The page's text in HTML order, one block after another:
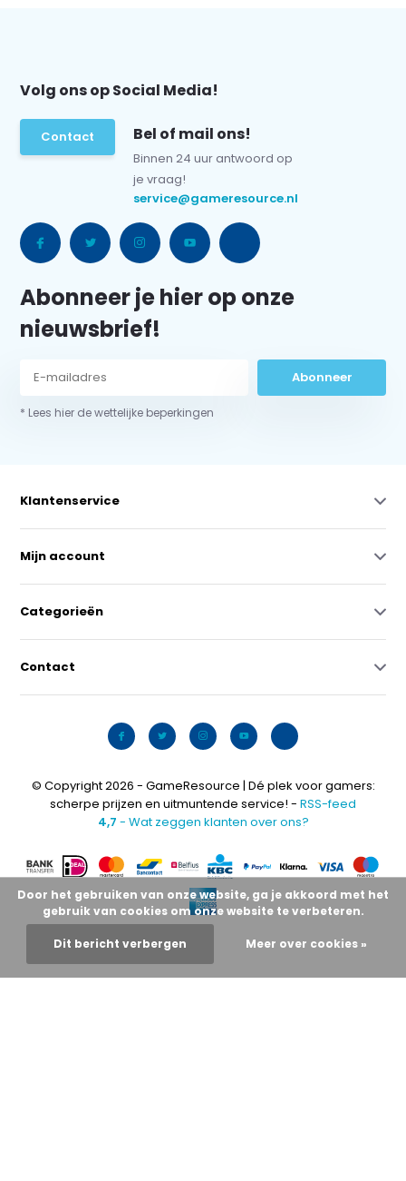
Volg ons op Social Media!
Contact Bel of mail ons!
Binnen 24 uur antwoord op
je vraag!
service@gameresource.nl
Abonneer je hier op onze
nieuwsbrief!
Abonneer
* Lees hier de wettelijke beperkingen
Klantenservice
Mijn account
Categorieën
Contact
© Copyright 2026 - GameResource | Dé plek voor gamers:
scherpe prijzen en uitmuntende service! - RSS-feed
4,7 - Wat zeggen klanten over ons?
Door het gebruiken van onze website, ga je akkoord met het
gebruik van cookies om onze website te verbeteren.
Dit bericht verbergen Meer over cookies »